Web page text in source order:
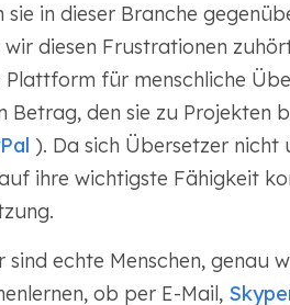
in dieser Branche
diesen Frustrationen
Plattform für menschliche
Betrag, den sie zu Projekten
). Da sich Übersetzer nicht
ihre wichtigste Fähigkeit
echte Menschen, genau
ob per E-Mail,